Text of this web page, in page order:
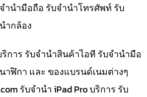
ำนำมือถือ รับจำนำโทรศัพท์ รับ
ำกล้อง
ริการ รับจำนำสินค้าไอที รับจำนำมือ
าฬิกา และ ของแบรนด์เนมต่างๆ
รับจำนำ iPad Pro บริการ รับ